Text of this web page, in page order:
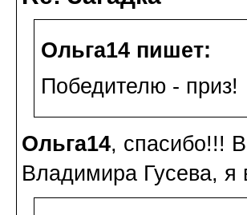
Ольга14 пишет:
Победителю - приз!
Ольга14, спасибо!!!
Владимира Гусева, я